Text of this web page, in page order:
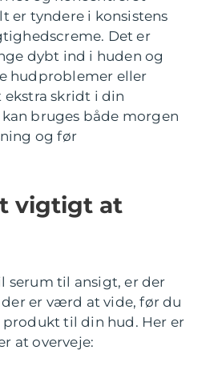
er tyndere i konsistens
Det er
dybt ind i huden og
hudproblemer eller
ekstra skridt i din
bruges både morgen
og før
vigtigt at
serum til ansigt, er der
er værd at vide, før du
til din hud. Her er
at overveje: